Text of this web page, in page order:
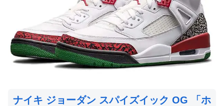
ナイキ ジョーダン スパイズイック OG 「ホ